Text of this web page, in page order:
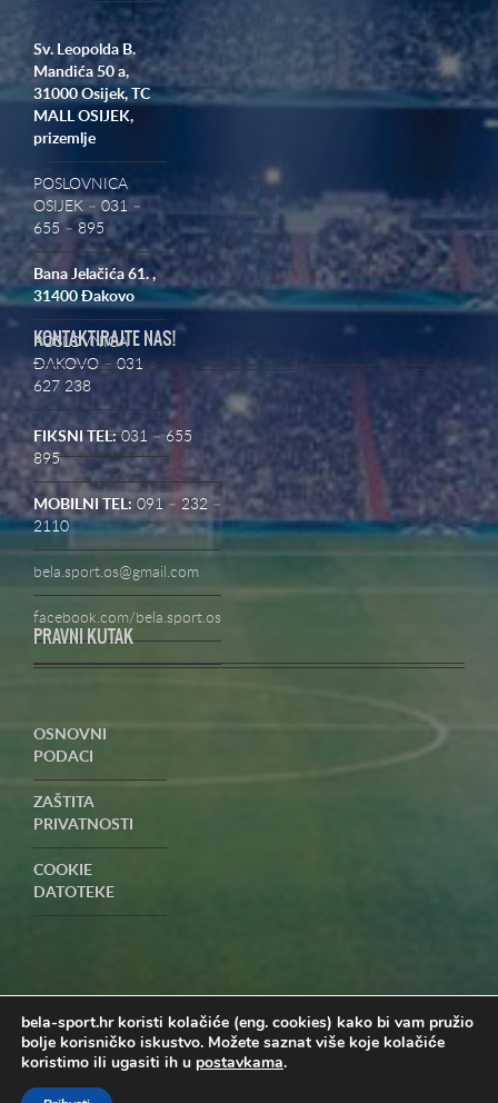
Sv. Leopolda B.
Mandića 50 a,
31000 Osijek,
TC
MALL OSIJEK,
prizemlje
POSLOVNICA
OSIJEK – 031 –
655 – 895
Bana Jelačića 61. ,
31400 Đakovo
POSLOVNICA
ĐAKOVO – 031
627 238
KONTAKTIRAJTE NAS!
FIKSNI TEL:031 – 655
895
MOBILNI TEL: 091 – 232 –
2110
bela.sport.os@gmail.com
facebook.com/bela.sport.os
PRAVNI KUTAK
OSNOVNI
PODACI
ZAŠTITA
PRIVATNOSTI
COOKIE
DATOTEKE
bela-sport.hr koristi kolačiće (eng. cookies) kako bi vam pružio
bolje korisničko iskustvo. Možete saznat više koje kolačiće
koristimo ili ugasiti ih u postavkama.